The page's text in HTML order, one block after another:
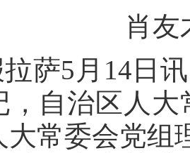
肖友
萨5月14日
，自治区人
大常委会党组